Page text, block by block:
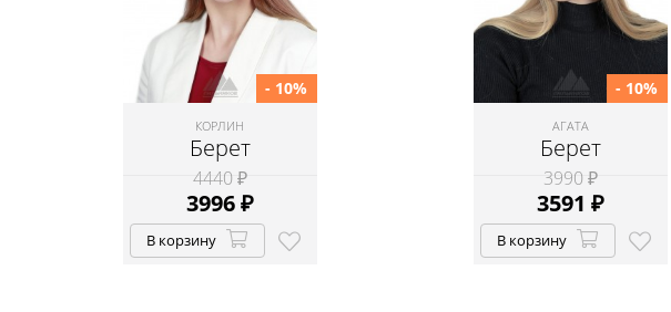
КОРЛИН
Берет
4440 ₽
3996₽
- 10%
В корзину
АГАТА
Берет
3990 ₽
3591 ₽
- 10%
В корзину